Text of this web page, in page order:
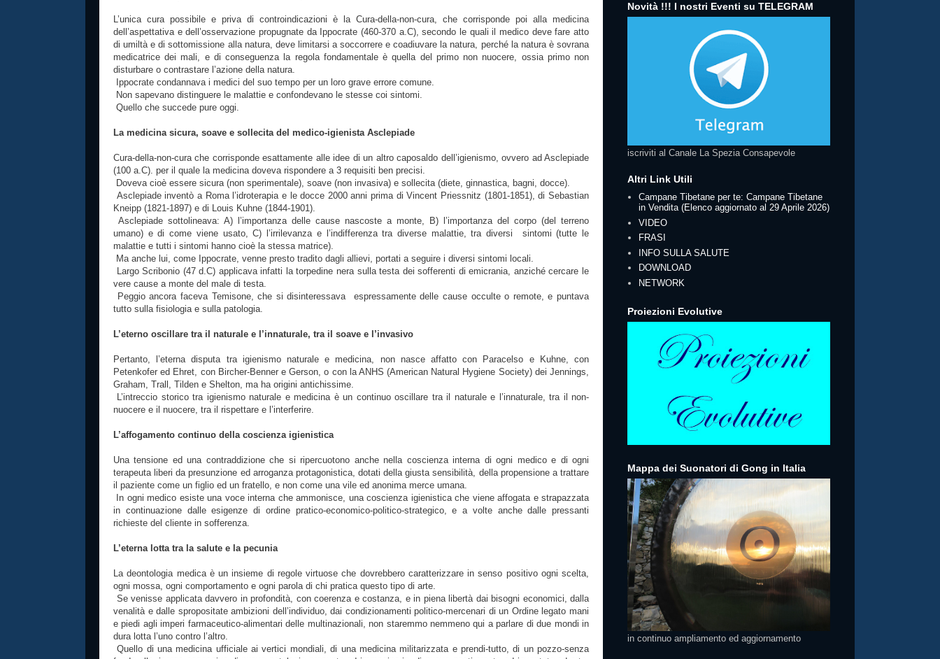
L’unica cura possibile e priva di controindicazioni è la Cura-della-non-cura, che corrisponde poi alla medicina
dell’aspettativa e dell’osservazione propugnate da Ippocrate (460-370 a.C), secondo le quali il medico deve fare atto
di umiltà e di sottomissione alla natura, deve limitarsi a soccorrere e coadiuvare la natura, perché la natura è sovrana
medicatrice dei mali, e di conseguenza la regola fondamentale è quella del primo non nuocere, ossia primo non
disturbare o contrastare l’azione della natura.
Ippocrate condannava i medici del suo tempo per un loro grave errore comune.
Non sapevano distinguere le malattie e confondevano le stesse coi sintomi.
Quello che succede pure oggi.
La medicina sicura, soave e sollecita del medico-igienista Asclepiade
Cura-della-non-cura che corrisponde esattamente alle idee di un altro caposaldo dell’igienismo, ovvero ad Asclepiade
(100 a.C). per il quale la medicina doveva rispondere a 3 requisiti ben precisi.
Doveva cioè essere sicura (non sperimentale), soave (non invasiva) e sollecita (diete, ginnastica, bagni, docce).
Asclepiade inventò a Roma l’idroterapia e le docce 2000 anni prima di Vincent Priessnitz (1801-1851), di Sebastian
Kneipp (1821-1897) e di Louis Kuhne (1844-1901).
Asclepiade sottolineava: A) l’importanza delle cause nascoste a monte, B) l’importanza del corpo (del terreno
umano) e di come viene usato, C) l’irrilevanza e l’indifferenza tra diverse malattie, tra diversi sintomi (tutte le
malattie e tutti i sintomi hanno cioè la stessa matrice).
Ma anche lui, come Ippocrate, venne presto tradito dagli allievi, portati a seguire i diversi sintomi locali.
Largo Scribonio (47 d.C) applicava infatti la torpedine nera sulla testa dei sofferenti di emicrania, anziché cercare le
vere cause a monte del male di testa.
Peggio ancora faceva Temisone, che si disinteressava espressamente delle cause occulte o remote, e puntava
tutto sulla fisiologia e sulla patologia.
L’eterno oscillare tra il naturale e l’innaturale, tra il soave e l’invasivo
Pertanto, l’eterna disputa tra igienismo naturale e medicina, non nasce affatto con Paracelso e Kuhne, con
Petenkofer ed Ehret, con Bircher-Benner e Gerson, o con la ANHS (American Natural Hygiene Society) dei Jennings,
Graham, Trall, Tilden e Shelton, ma ha origini antichissime.
L’intreccio storico tra igienismo naturale e medicina è un continuo oscillare tra il naturale e l’innaturale, tra il non-
nuocere e il nuocere, tra il rispettare e l’interferire.
L’affogamento continuo della coscienza igienistica
Una tensione ed una contraddizione che si ripercuotono anche nella coscienza interna di ogni medico e di ogni
terapeuta liberi da presunzione ed arroganza protagonistica, dotati della giusta sensibilità, della propensione a trattare
il paziente come un figlio ed un fratello, e non come una vile ed anonima merce umana.
In ogni medico esiste una voce interna che ammonisce, una coscienza igienistica che viene affogata e strapazzata
in continuazione dalle esigenze di ordine pratico-economico-politico-strategico, e a volte anche dalle pressanti
richieste del cliente in sofferenza.
L’eterna lotta tra la salute e la pecunia
La deontologia medica è un insieme di regole virtuose che dovrebbero caratterizzare in senso positivo ogni scelta,
ogni mossa, ogni comportamento e ogni parola di chi pratica questo tipo di arte.
Se venisse applicata davvero in profondità, con coerenza e costanza, e in piena libertà dai bisogni economici, dalla
venalità e dalle spropositate ambizioni dell’individuo, dai condizionamenti politico-mercenari di un Ordine legato mani
e piedi agli imperi farmaceutico-alimentari delle multinazionali, non staremmo nemmeno qui a parlare di due mondi in
dura lotta l’uno contro l’altro.
Quello di una medicina ufficiale ai vertici mondiali, di una medicina militarizzata e prendi-tutto, di un pozzo-senza
Novità !!! I nostri Eventi su TELEGRAM
iscriviti al Canale La Spezia Consapevole
Altri Link Utili
Campane Tibetane per te: Campane Tibetane
in Vendita (Elenco aggiornato al 29 Aprile 2026)
VIDEO
FRASI
INFO SULLA SALUTE
DOWNLOAD
NETWORK
Proiezioni Evolutive
Mappa dei Suonatori di Gong in Italia
in continuo ampliamento ed aggiornamento